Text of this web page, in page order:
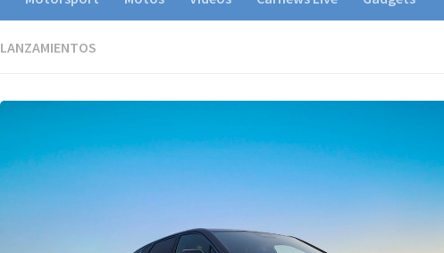
LANZAMIENTOS